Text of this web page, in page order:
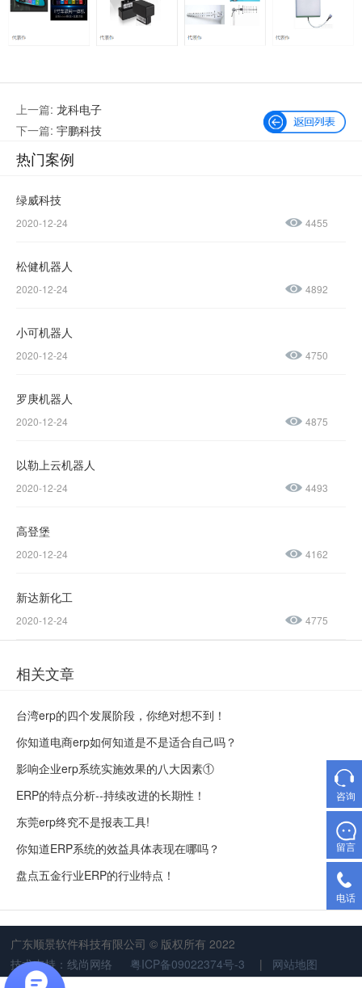
上一篇: 龙科电子
下一篇: 宇鹏科技
热门案例
绿威科技
2020-12-24 4455
松健机器人
2020-12-24 4892
小可机器人
2020-12-24 4750
罗庚机器人
2020-12-24 4875
以勒上云机器人
2020-12-24 4493
高登堡
2020-12-24 4162
新达新化工
2020-12-24 4775
相关文章
台湾erp的四个发展阶段，你绝对想不到！
你知道电商erp如何知道是不是适合自己吗？
影响企业erp系统实施效果的八大因素①
ERP的特点分析--持续改进的长期性！
东莞erp终究不是报表工具!
你知道ERP系统的效益具体表现在哪吗？
盘点五金行业ERP的行业特点！
广东顺景软件科技有限公司 © 版权所有 2022
技术支持：线尚网络
粤ICP备09022374号-3 | 网站地图
集团ERP,台湾ERP,云ERP,工厂ERP系统,五金行业ERP,汽配行业ERP,
咨询
留言
电话